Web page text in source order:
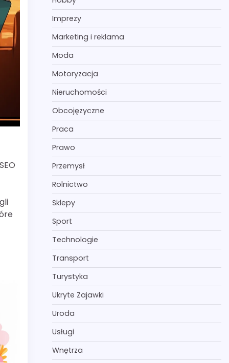
Imprezy
Marketing i reklama
Moda
Motoryzacja
Nieruchomości
Obcojęzyczne
Praca
Prawo
Przemysł
Rolnictwo
Sklepy
Sport
Technologie
Transport
Turystyka
Ukryte Zajawki
Uroda
Usługi
Wnętrza